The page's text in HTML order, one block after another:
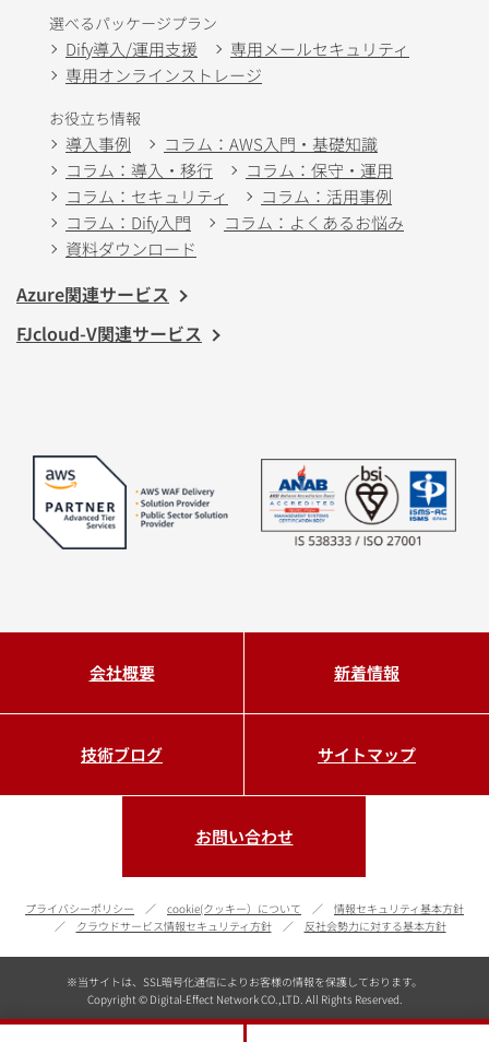
選べるパッケージプラン
Dify導入/運用支援
専用メールセキュリティ
専用オンラインストレージ
お役立ち情報
導入事例
コラム：AWS入門・基礎知識
コラム：導入・移行
コラム：保守・運用
コラム：セキュリティ
コラム：活用事例
コラム：Dify入門
コラム：よくあるお悩み
資料ダウンロード
Azure関連サービス
FJcloud-V関連サービス
会社概要 新着情報
技術ブログ サイトマップ
お問い合わせ
プライバシーポリシー cookie(クッキー）について
情報セキュリティ基本方針
クラウドサービス情報セキュリティ方針
反社会勢力に対する基本方針
※当サイトは、SSL暗号化通信によりお客様の情報を保護しております。
Copyright © Digital-Effect Network CO.,LTD. All Rights Reserved.